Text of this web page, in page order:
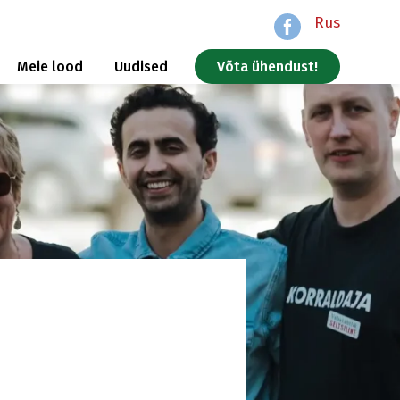
Rus
Meie lood Uudised Võta ühendust!